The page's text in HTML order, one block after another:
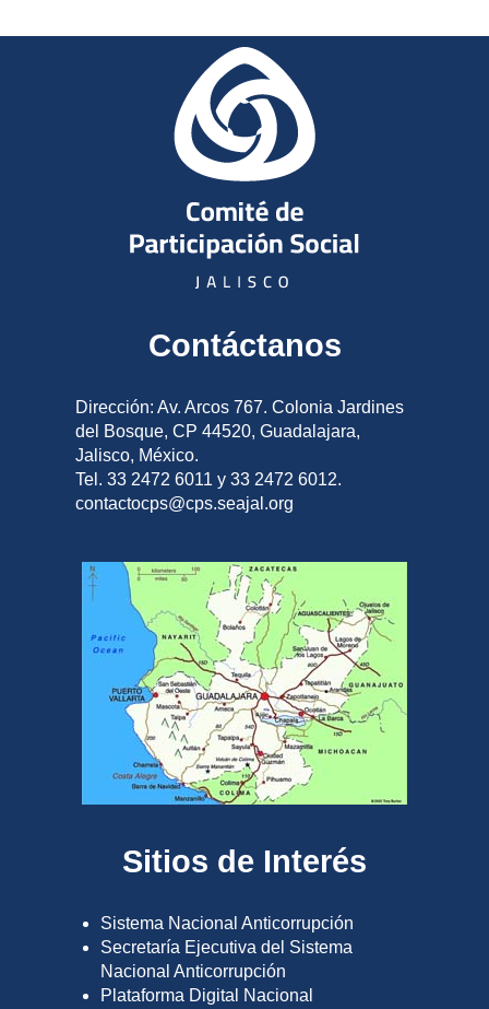
Contáctanos
Dirección: Av. Arcos 767. Colonia Jardines
del Bosque, CP 44520, Guadalajara,
Jalisco, México.
Tel. 33 2472 6011 y 33 2472 6012.
contactocps@cps.seajal.org
Sitios de Interés
Sistema Nacional Anticorrupción
Secretaría Ejecutiva del Sistema
Nacional Anticorrupción
Plataforma Digital Nacional